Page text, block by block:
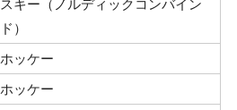
スキー（ノルディックコンバイン
ド）
ホッケー
ホッケー